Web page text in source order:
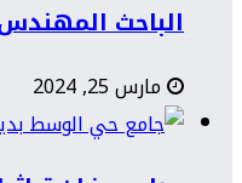
الباحث
مارس 25, 2024